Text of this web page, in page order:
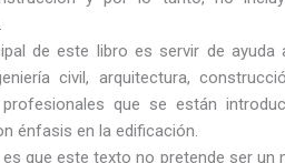
de este libro es servir de
civil, arquitectura,
que se están
énfasis en la edificación.
que este texto no pretende ser un